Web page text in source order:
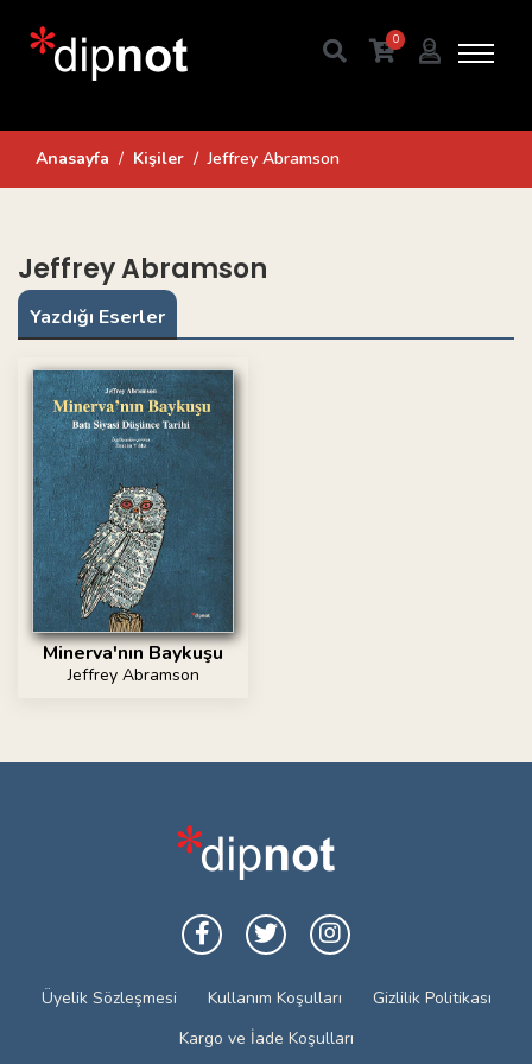
0
Anasayfa Kişiler Jeffrey Abramson
Jeffrey Abramson
Yazdığı Eserler
Minerva'nın Baykuşu
Jeffrey Abramson
Üyelik Sözleşmesi Kullanım Koşulları
Gizlilik Politikası
Kargo ve İade Koşulları